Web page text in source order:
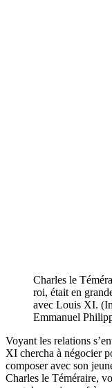
Charles le
roi, était en
avec Louis XI.
Emmanuel
Voyant les relations
XI chercha à négocier
composer avec son
Charles le Téméraire,